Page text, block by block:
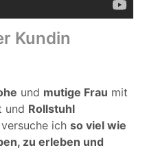
Kundin
und mutige Frau mit
und Rollstuhl
ich so viel wie
zu erleben und